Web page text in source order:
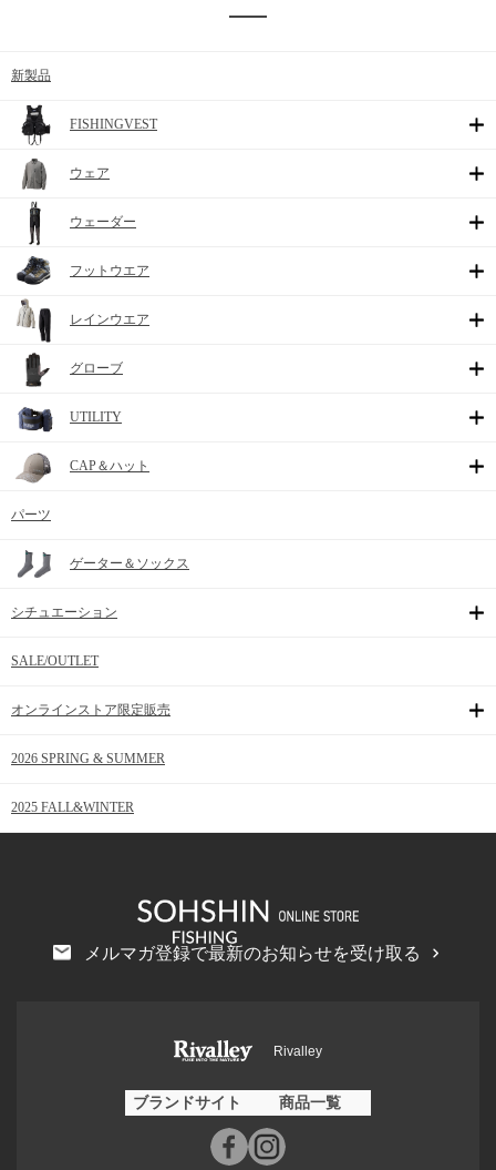
新製品
FISHINGVEST
ウェア
ウェーダー
フットウエア
レインウエア
グローブ
UTILITY
CAP＆ハット
パーツ
ゲーター＆ソックス
シチュエーション
SALE/OUTLET
オンラインストア限定販売
2026 SPRING & SUMMER
2025 FALL&WINTER
メルマガ登録で最新のお知らせを受け取る
Rivalley
ブランドサイト 商品一覧